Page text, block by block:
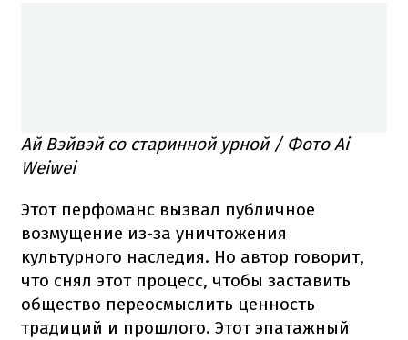
Ай Вэйвэй со старинной урной / Фото Ai
Weiwei
Этот перфоманс вызвал публичное
возмущение из-за уничтожения
культурного наследия. Но автор говорит,
что снял этот процесс, чтобы заставить
общество переосмыслить ценность
традиций и прошлого. Этот эпатажный